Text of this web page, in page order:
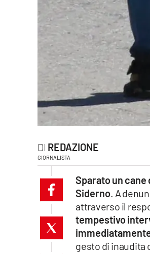
lacitymag.it
ilvibonese.it
catanzarochannel.it
REDAZIONE
GIORNALISTA
Sparato un cane
Siderno. A
attraverso il
tempestivo
gesto di inaudita